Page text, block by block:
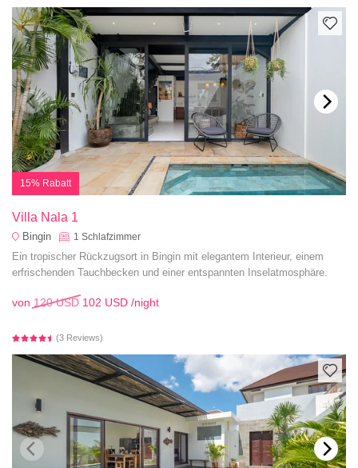
15% Rabatt
Villa Nala 1
Bingin 1 Schlafzimmer
Ein tropischer Rückzugsort in Bingin mit elegantem Interieur, einem
erfrischenden Tauchbecken und einer entspannten Inselatmosphäre.
von 120 USD 102 USD /night
(3 Reviews)